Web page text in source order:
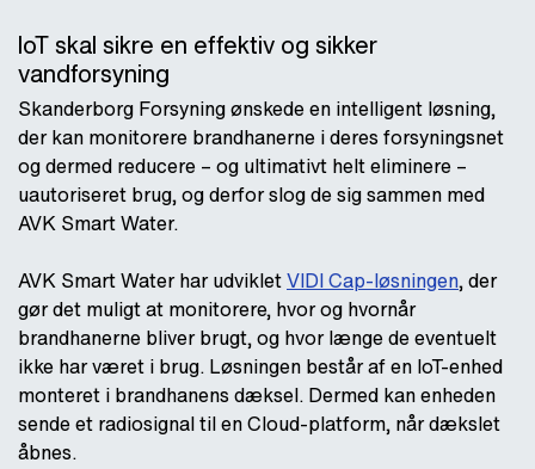
IoT skal sikre en effektiv og sikker
vandforsyning
Skanderborg Forsyning ønskede en intelligent løsning,
der kan monitorere brandhanerne i deres forsyningsnet
og dermed reducere – og ultimativt helt eliminere –
uautoriseret brug, og derfor slog de sig sammen med
AVK Smart Water.
AVK Smart Water har udvikletVIDI Cap-løsningen, der
gør det muligt at monitorere, hvor og hvornår
brandhanerne bliver brugt, og hvor længe de eventuelt
ikke har været i brug. Løsningen består af en IoT-enhed
monteret i brandhanens dæksel. Dermed kan enheden
sende et radiosignal til en Cloud-platform, når dækslet
åbnes.